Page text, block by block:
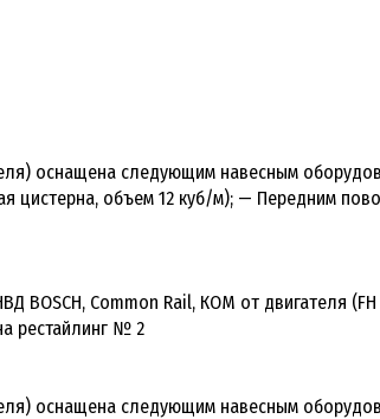
оснащена следующим навесным
цистерна, объем 12 куб/м); — Передним
BOSCH, Common Rail, КОМ от двигателя (FH
рестайлинг № 2
оснащена следующим навесным